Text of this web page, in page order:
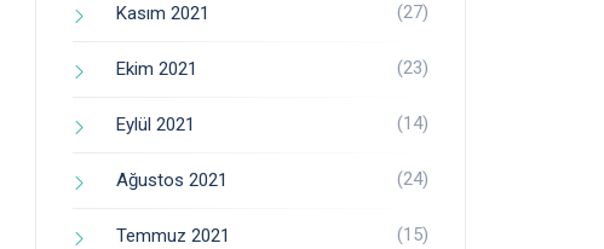
Kasım 2021 (27)
Ekim 2021 (23)
Eylül 2021 (14)
Ağustos 2021 (24)
Temmuz 2021 (15)